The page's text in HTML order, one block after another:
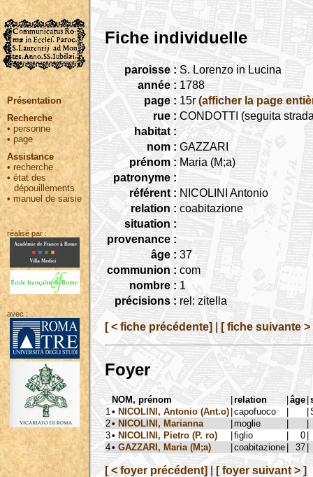
Présentation
Recherche
• personne
•page
Assistance
• recherche
•état des
dépouillements
•manuel de saisie
réalisé par :
avec :
Fiche individuelle
paroisse : S. Lorenzo in Lucina
année : 1788
page : 15r (afficher la page
rue : CONDOTTI (seguita
habitat :
nom : GAZZARI
prénom : Maria (M;a)
patronyme :
référent : NICOLINI Antonio
relation : coabitazione
situation :
provenance :
âge : 37
communion : com
nombre : 1
précisions : rel: zitella
[ < fiche précédente] [ fiche suivante >
Foyer
NOM, prénom | relation |âge |
1 • NICOLINI, Antonio (Ant.o) |capofuoco | |
2• NICOLINI, Marianna |moglie |
|
3• NICOLINI, Pietro (P. ro) |figlio | 0 |
4• GAZZARI, Maria (M;a) |coabitazione | 37 |
[ < foyer précédent] [ foyer suivant > ]